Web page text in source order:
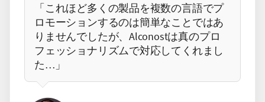
「これほど多くの製品を複数の言語でプ
ロモーションするのは簡単なことではあ
りませんでしたが、Alconostは真のプロ
フェッショナリズムで対応してくれまし
た…」